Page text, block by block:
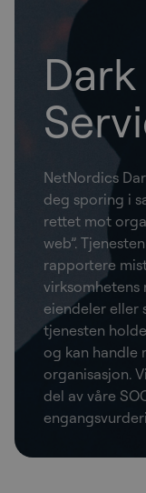
NetNordics
deg sporing i
rettet mot
web”.
rapportere
virksomhetens
eiendeler eller
tjenesten
og kan handle
organisasjon.
del av våre